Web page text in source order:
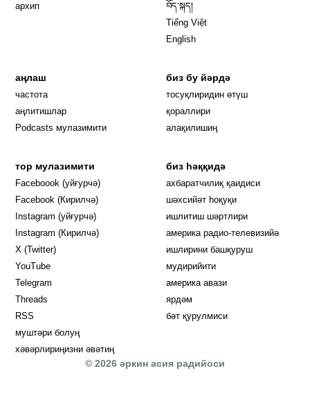
архип
བོད་སྐད།
Tiếng Việt
English
аңлаш
частота
аңлитишлар
Podcasts мулазимити
биз бу йәрдә
тосуқлиридин өтүш
қораллири
алақилишиң
тор мулазимити
Faceboook (уйғурчә) Opens in new window
Facebook (Кирилчә) Opens in new window
Instagram (уйғурчә) Opens in new window
Instagram (Кирилчә) Opens in new window
X (Twitter)
YouTube
Telegram
Threads
RSS
муштәри болуң
хәвәрлириңизни әвәтиң
биз һәққидә
ахбаратчилиқ қаидиси
шәхсийәт һоқуқи
ишлитиш шәртлири
америка радио-телевизийә
ишлирини башқуруш
мудирийити
америка авази
ярдәм
бәт қурулмиси
© 2026 әркин асия радийоси